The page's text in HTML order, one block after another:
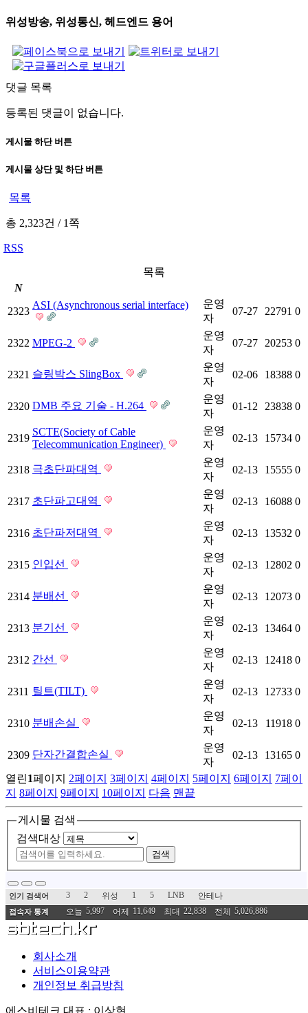
위성방송, 위성통신, 헤드엔드 용어
댓글 목록
등록된 댓글이 없습니다.
게시물 하단 버튼
게시물 상단 및 하단 버튼
목록
총 2,323건 /1쪽
RSS
목록
N
2323
ASI (Asynchronous serial interface)
운영
자
07-27 22791 0
2322 MPEG-2
운영
자
07-27 20253 0
2321 슬링박스 SlingBox
운영
자
02-06 18388 0
2320 DMB 주요 기술 - H.264
운영
자
01-12 23838 0
2319
SCTE(Society of Cable
Telecommunication Engineer)
운영
자
02-13 15734 0
2318 극초단파대역
운영
자
02-13 15555 0
2317 초단파고대역
운영
자
02-13 16088 0
2316 초단파저대역
운영
자
02-13 13532 0
2315 인입선
운영
자
02-13 12802 0
2314 분배선
운영
자
02-13 12073 0
2313 분기선
운영
자
02-13 13464 0
2312 간선
운영
자
02-13 12418 0
2311 틸트(TILT)
운영
자
02-13 12733 0
2310 분배손실
운영
자
02-13 11918 0
2309 단자간결합손실
운영
자
02-13 13165 0
열린1페이지 2페이지 3페이지 4페이지 5페이지 6페이지 7페이
지 8페이지 9페이지 10페이지 다음 맨끝
게시물 검색
검색대상
검색
인기 검색어 3 2 위성 1 5 LNB 안테나
접속자 통계 오늘 5,997 어제 11,649 최대 22,838 전체 5,026,886
회사소개
서비스이용약관
개인정보 취급방침
에스비테크 대표 : 이상현